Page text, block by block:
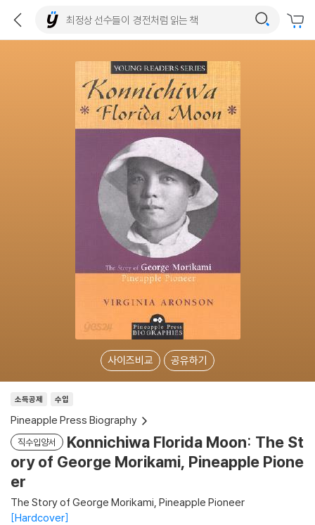
사이즈비교 공유하기
소득공제 수입
Pineapple Press Biography
직수입양서
Konnichiwa Florida Moon: The St
ory of George Morikami, Pineapple Pione
er
The Story of George Morikami, Pineapple Pioneer
Hardcover